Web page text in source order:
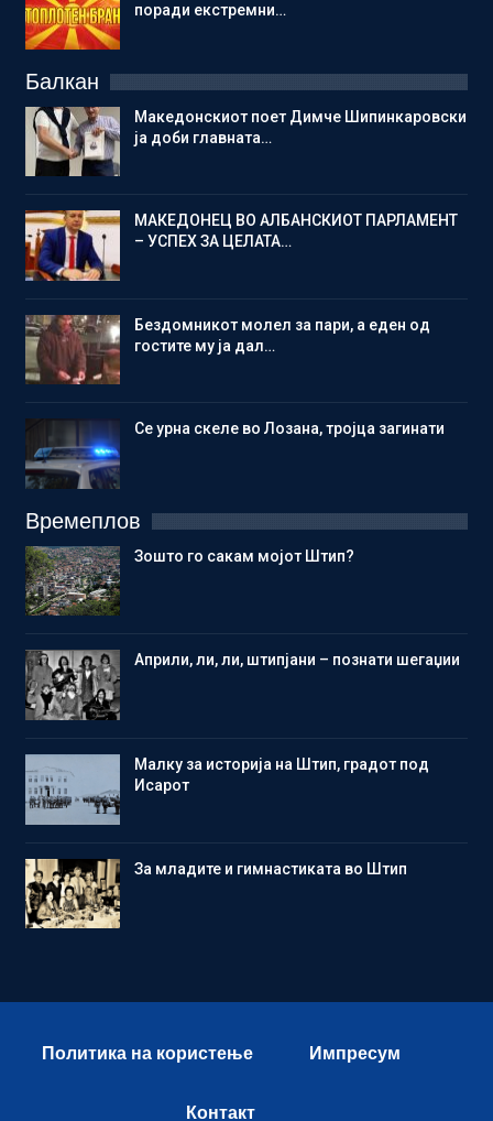
поради екстремни…
Балкан
Македонскиот поет Димче Шипинкаровски
ја доби главната…
МАКЕДОНЕЦ ВО АЛБАНСКИОТ ПАРЛАМЕНТ
– УСПЕХ ЗА ЦЕЛАТА…
Бездомникот молел за пари, а еден од
гостите му ја дал…
Се урна скеле во Лозана, тројца загинати
Времеплов
Зошто го сакам мојот Штип?
Aприли, ли, ли, штипјани – познати шегаџии
Малку за историја на Штип, градот под
Исарот
Зa младите и гимнастиката во Штип
Политика на користење Импресум
Контакт